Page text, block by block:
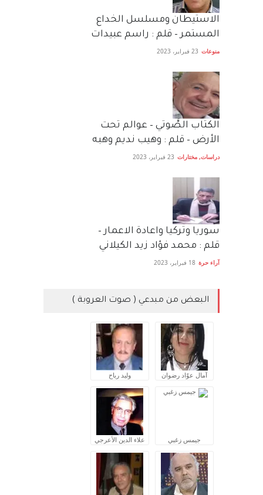
الاستيطان ومسلسل الخداع
المستمر – قلم : راسم عبيدات
منوعات 23 فبراير، 2023
الكتاب الصَّوتي – عوالم تحت
الأرض – قلم : وهيب نديم وهبه
دراسات, مختارات 23 فبراير، 2023
سوريا وتركيا واعادة الاعمار –
قلم : محمد فؤاد زيد الكيلاني
آراء حرة 18 فبراير، 2023
البعض من مبدعي ( صوت العروبة )
آمال عوّاد رضوان وليد رباح
جيمس زغبي علاء الدين الأعرجي